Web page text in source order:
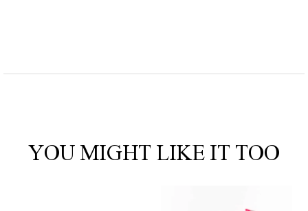
YOU MIGHT LIKE IT TOO